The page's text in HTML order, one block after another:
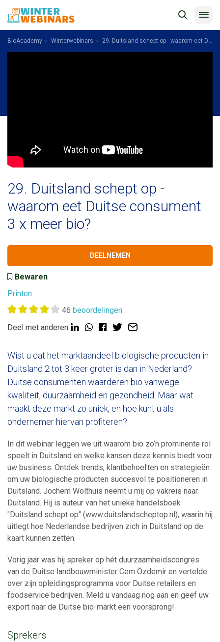
BioAcademy Winterwebinars 29. Duitsland schept op - waarom eet Duitse consument 3 x meer bio?
29. Duitsland schept op -
waarom eet Duitse consument
3 x meer bio?
DEELNEMEN
Bewaren
Printen
46 beoordelingen
Deel met anderen
Wist u dat het marktaandeel biologische producten in
Duitsland 2 tot 3 keer groter is dan in Nederland?
Duitse consumenten waarderen bio vanwege
kwaliteit, duurzaamheid en gezondheid. Maar wat
maakt deze markt zo uniek, en hoe kunt u als
ondernemer hiervan profiteren?
In dit webinar leggen we uit waarom bio zo’n prominente rol
speelt in Duitsland en welke kansen deze kennis biedt voor
uw business. Ontdek trends, klantbehoeften en strategieën
om uw biologische producten succesvol te positioneren in
Duitsland. Jochem Wolthuis neemt u mij op vakreis naar
Duitsland. Hij is auteur van het unieke handelsboek
"Duitsland schept op" (www.duitslandscheptop.nl), waarin hij
uitlegt hoe Nederlandse bedrijven zich in Duitsland op de
kaart kunnen zetten.
Vorig jaar was hij spreker op hét duurzaamheidscongres
van de Duitse landbouwminister Cem Özdemir en vertelde
over zijn opleidingsprogramma voor Duitse retailers en
foodservice bedrijven. Meld u vandaag nog aan en geef uw
export naar de Duitse bio-markt een voorsprong!
Sprekers